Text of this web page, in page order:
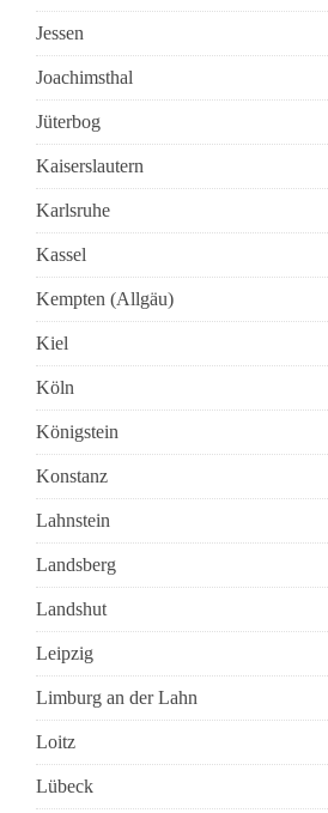
Jessen
Joachimsthal
Jüterbog
Kaiserslautern
Karlsruhe
Kassel
Kempten (Allgäu)
Kiel
Köln
Königstein
Konstanz
Lahnstein
Landsberg
Landshut
Leipzig
Limburg an der Lahn
Loitz
Lübeck